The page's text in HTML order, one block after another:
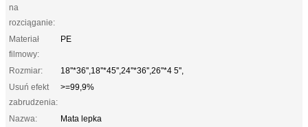
na
rozciąganie:
Materiał
filmowy:
PE
Rozmiar:
18''*36'',18''*45'',24''*36'',26''*4 5'',
Usuń efekt
zabrudzenia:
>=99,9%
Nazwa:
Mata lepka